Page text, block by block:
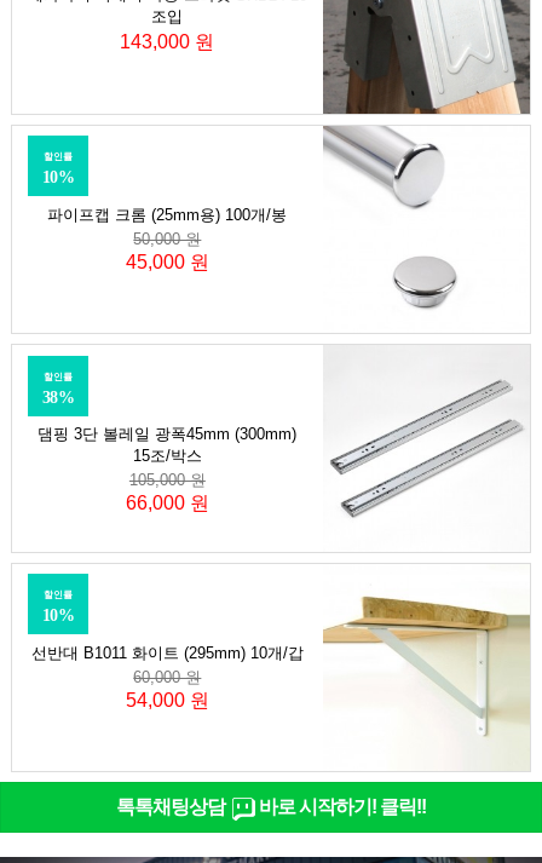
조입
143,000 원
파이프캡 크롬 (25mm용) 100개/봉
할인률
10%
50,000 원
45,000 원
댐핑 3단 볼레일 광폭45mm (300mm)
15조/박스
할인률
38%
105,000 원
66,000 원
선반대 B1011 화이트 (295mm) 10개/갑
할인률
10%
60,000 원
54,000 원
톡톡채팅상담 바로 시작하기! 클릭!!